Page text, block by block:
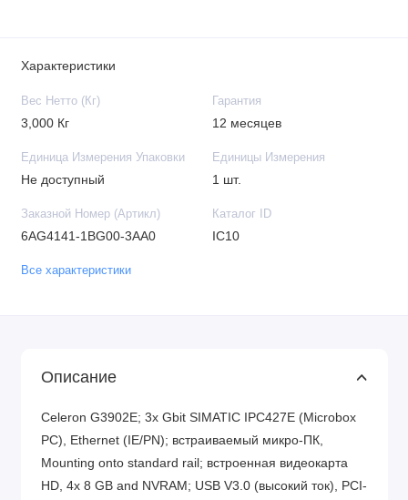
Характеристики
Вес Нетто (Кг)
3,000 Кг
Гарантия
12 месяцев
Единица Измерения Упаковки
Не доступный
Единицы Измерения
1 шт.
Заказной Номер (Артикл)
6AG4141-1BG00-3AA0
Каталог ID
IC10
Все характеристики
Описание
Celeron G3902E; 3x Gbit SIMATIC IPC427E (Microbox
PC), Ethernet (IE/PN); встраиваемый микро-ПК,
Mounting onto standard rail; встроенная видеокарта
HD, 4x 8 GB and NVRAM; USB V3.0 (высокий ток), PCI-